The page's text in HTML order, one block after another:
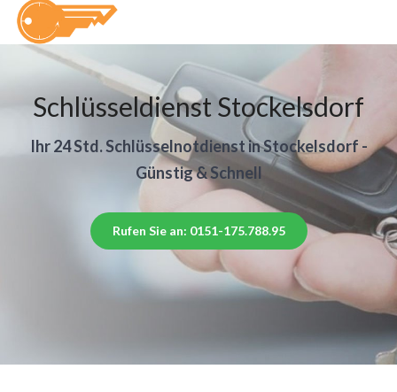
Schlüsseldienst Stockelsdorf
Ihr 24 Std. Schlüsselnotdienst in Stockelsdorf -
Günstig & Schnell
Rufen Sie an: 0151-175.788.95